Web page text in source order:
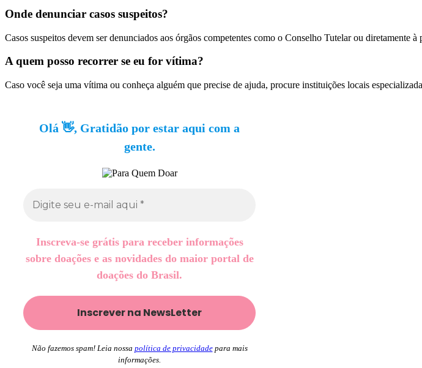
Onde denunciar casos suspeitos?
Casos suspeitos devem ser denunciados aos órgãos competentes como o Conselho Tutelar ou
A quem posso recorrer se eu for vítima?
Caso você seja uma vítima ou conheça alguém que precise de ajuda, procure instituições locais
Olá 👋, Gratidão por estar aqui com a
gente.
Inscreva-se grátis para receber informações
sobre doações e as novidades do maior portal de
doações do Brasil.
Não fazemos spam! Leia nossa política de privacidadepara mais
informações.